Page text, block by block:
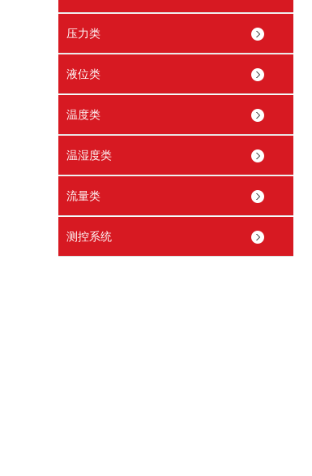
压力类
液位类
温度类
温湿度类
流量类
测控系统